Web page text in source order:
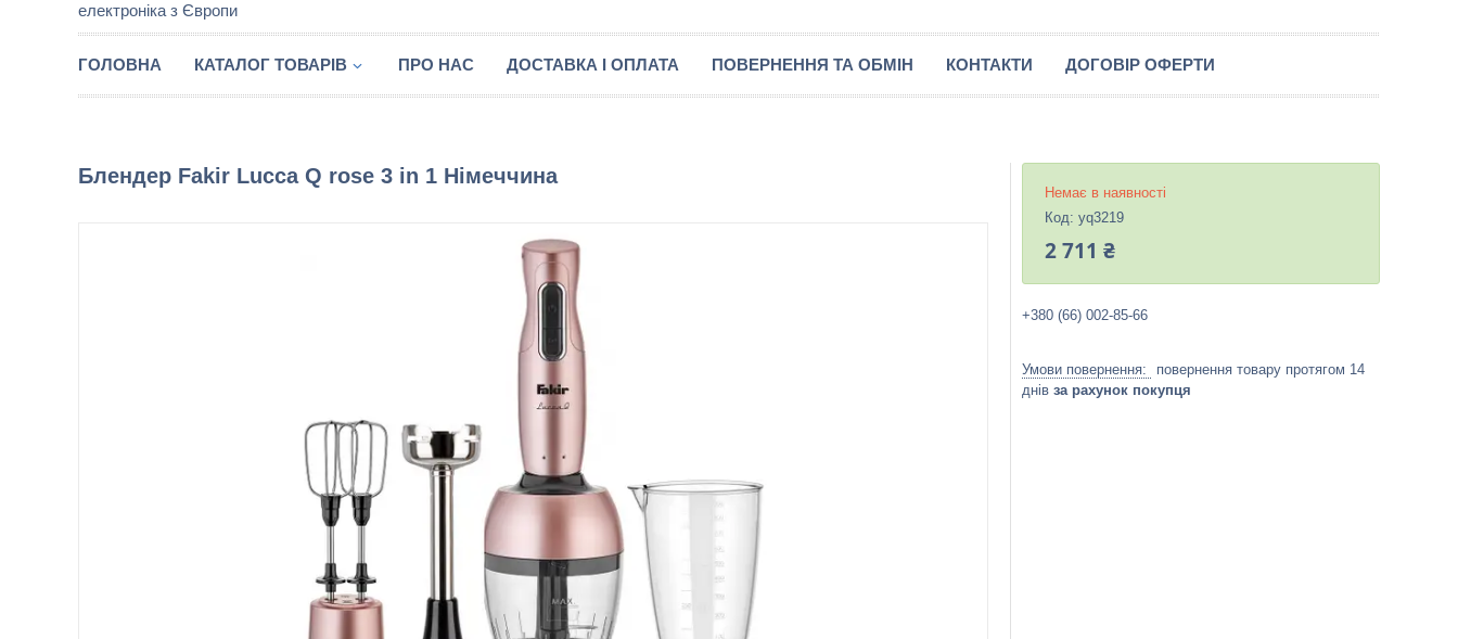
електроніка з Європи
ГОЛОВНА КАТАЛОГ ТОВАРІВ ПРО НАС ДОСТАВКА І ОПЛАТА ПОВЕРНЕННЯ ТА ОБМІН КОНТАКТИ ДОГОВІР ОФЕРТИ
Блендер Fakir Lucca Q rose 3 in 1 Німеччина
Немає в наявності
Код: yq3219
2 711 ₴
+380 (66) 002-85-66
повернення товару протягом 14
днів за рахунок покупця